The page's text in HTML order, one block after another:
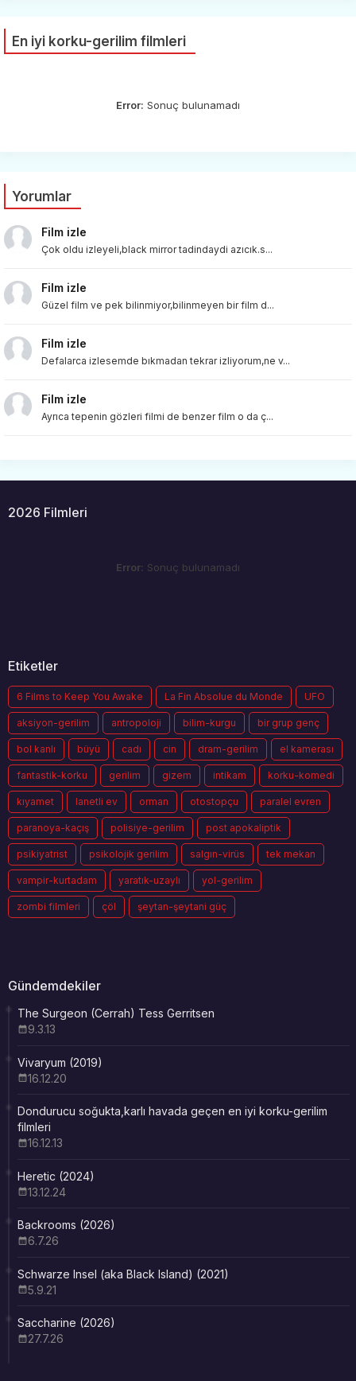
En iyi korku-gerilim filmleri
Error: Sonuç bulunamadı
Yorumlar
Film izle
Çok oldu izleyeli,black mirror tadindaydi azıcık.s...
Film izle
Güzel film ve pek bilinmiyor,bilinmeyen bir film d...
Film izle
Defalarca izlesemde bıkmadan tekrar izliyorum,ne v...
Film izle
Ayrıca tepenin gözleri filmi de benzer film o da ç...
2026 Filmleri
Error: Sonuç bulunamadı
Etiketler
6 Films to Keep You Awake La Fin Absolue du Monde UFO
aksiyon-gerilim antropoloji bilim-kurgu bir grup genç
bol kanlı büyü cadı cin dram-gerilim el kamerası
fantastik-korku gerilim gizem intikam korku-komedi
kıyamet lanetli ev orman otostopçu paralel evren
paranoya-kaçış polisiye-gerilim post apokaliptik
psikiyatrist psikolojik gerilim salgın-virüs tek mekan
vampir-kurtadam yaratık-uzaylı yol-gerilim
zombi filmleri çöl şeytan-şeytani güç
Gündemdekiler
The Surgeon (Cerrah) Tess Gerritsen
9.3.13
Vivaryum (2019)
16.12.20
Dondurucu soğukta,karlı havada geçen en iyi korku-gerilim
filmleri
16.12.13
Heretic (2024)
13.12.24
Backrooms (2026)
6.7.26
Schwarze Insel (aka Black Island) (2021)
5.9.21
Saccharine (2026)
27.7.26